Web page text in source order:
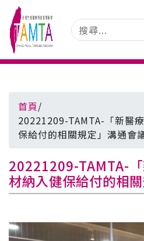
首頁/
20221209-TAMTA-「新醫
保給付的相關規定」溝通會
20221209-TAMTA-
材納入健保給付的相